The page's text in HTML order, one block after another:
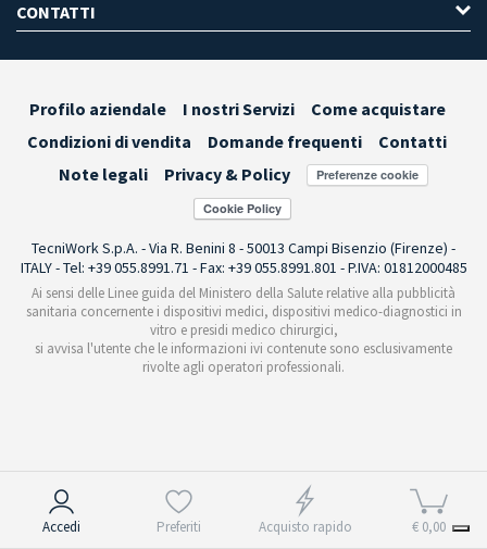
Accedi Preferiti Acquisto rapido € 0,00
CONTATTI
Profilo aziendale I nostri Servizi
Come acquistare
Condizioni di vendita
Domande frequenti
Contatti
Note legali
Privacy & Policy Preferenze cookie
TecniWork S.p.A. - Via R. Benini 8 - 50013 Campi Bisenzio (Firenze) -
ITALY - Tel: +39 055.8991.71 - Fax: +39 055.8991.801 - P.IVA: 01812000485
Ai sensi delle Linee guida del Ministero della Salute relative alla pubblicità
sanitaria concernente i dispositivi medici, dispositivi medico-diagnostici in
vitro e presidi medico chirurgici,
si avvisa l'utente che le informazioni ivi contenute sono esclusivamente
rivolte agli operatori professionali.
Informativa sulla raccolta